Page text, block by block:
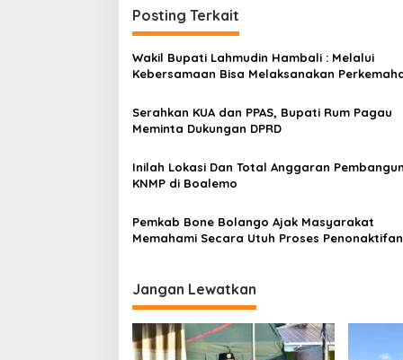
i
g
a
i
o
s
Posting Terkait
Wakil Bupati Lahmudin Hambali : Melalui
Kebersamaan Bisa Melaksanakan
Serahkan KUA dan PPAS, Bupati Rum Pagau
Meminta Dukungan DPRD
Inilah Lokasi Dan Total Anggaran
KNMP di Boalemo
Pemkab Bone Bolango Ajak Masyarakat
Memahami Secara Utuh Proses Penonaktifan
Jangan Lewatkan